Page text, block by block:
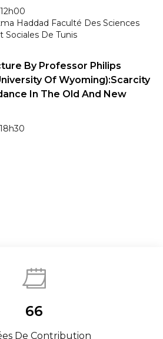
Haddad Faculté Des Sciences
Sociales De Tunis
By Professor Philips
Of Wyoming):Scarcity
In The Old And New
66
De Contribution